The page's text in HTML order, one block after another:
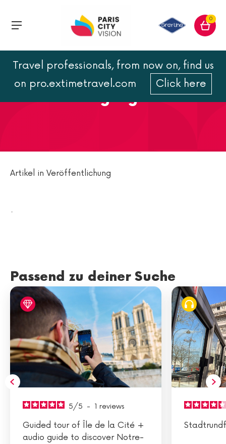
0
Travel professionals, from now on, find us
on pro.extimetravel.com
Click here
Zwei Tage in Paris: Touren
und Besichtigungen
Artikel in Veröffentlichung
.
Passend zu deiner Suche
5/5 - 1 reviews
Guided tour of Île de la Cité +
audio guide to discover Notre-